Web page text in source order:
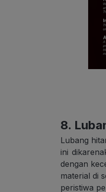
8.
Lubang
ini
dengan
material di
peristiwa